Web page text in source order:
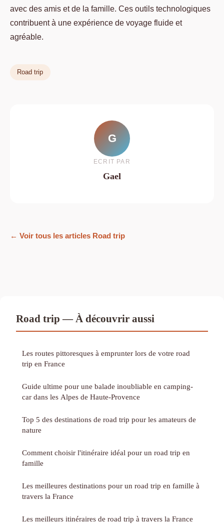
avec des amis et de la famille. Ces outils technologiques
contribuent à une expérience de voyage fluide et
agréable.
Road trip
G
ECRIT PAR
Gael
← Voir tous les articles Road trip
Road trip — À découvrir aussi
Les routes pittoresques à emprunter lors de votre road
trip en France
Guide ultime pour une balade inoubliable en camping-
car dans les Alpes de Haute-Provence
Top 5 des destinations de road trip pour les amateurs de
nature
Comment choisir l'itinéraire idéal pour un road trip en
famille
Les meilleures destinations pour un road trip en famille à
travers la France
Les meilleurs itinéraires de road trip à travers la France